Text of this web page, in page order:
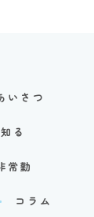
いさつ
る
常勤
コラム